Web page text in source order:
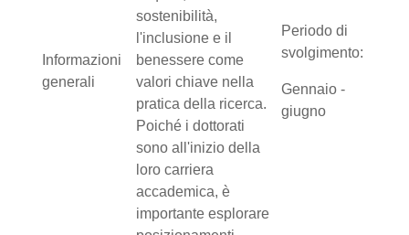
Informazioni
generali
sostenibilità,
l'inclusione e il
benessere come
valori chiave nella
pratica della ricerca.
Poiché i dottorati
sono all'inizio della
loro carriera
accademica, è
importante esplorare
Periodo di
svolgimento:
Gennaio -
giugno